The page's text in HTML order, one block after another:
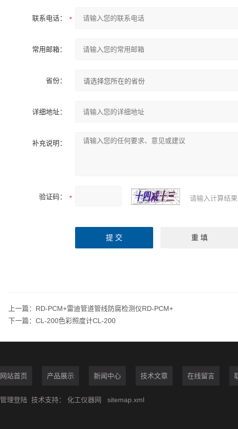
联系电话：
常用邮箱：
省份：
详细地址：
补充说明：
验证码： 请输入计算结
上一篇： RD-PCM+雷迪管道管线防腐检测仪RD-PCM+
下一篇： CL-200色彩照度计CL-200
网站首页 产品展示 新闻中心 技术文章 在线留言
管理登陆 技术支持： 化工仪器网 sitemap.xml